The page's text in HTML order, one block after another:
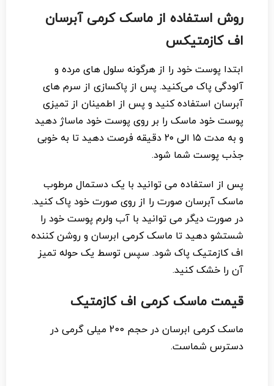
روش استفاده از ماسک کرمی آبرسان
اف کازمتیکس
ابتدا پوست خود را از هرگونه سلول های مرده و
آلودگی پاک می‌کنید. پس از پاکسازی از سرم های
آبرسان استفاده کنید و پس از اطمینان از تمیزی
پوست خود ماسک را بر روی پوست خود ماساژ دهید
و به مدت ۱۵ الی ۲۰ دقیقه فرصت دهید تا به خوبی
جذب پوست شما شود.
پس از استفاده می توانید با یک دستمال مرطوب
ماسک آبرسان صورت را از روی صورت خود پاک کنید.
در صورت دیگر می توانید با آب ولرم پوست خود را
شستشو دهید تا ماسک کرمی ابرسان و روشن کننده
اف کازمتیک پاک شود. سپس توسط یک حوله تمیز
آن را خشک کنید.
قیمت ماسک کرمی اف کازمتیک
ماسک کرمی ابرسان در حجم 200 میلی گرمی در
دسترس شماست.